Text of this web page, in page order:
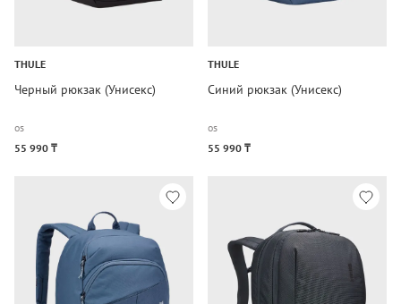
THULE
Черный рюкзак (Унисекс)
os
55 990 ₸
THULE
Синий рюкзак (Унисекс)
os
55 990 ₸